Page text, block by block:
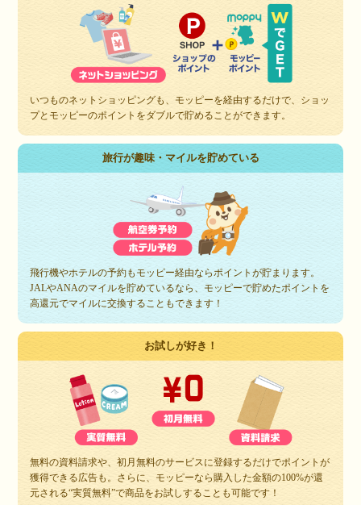
いつものネットショッピングも、モッピーを経由するだけで、ショッ
プとモッピーのポイントをダブルで貯めることができます。
旅行が趣味・マイルを貯めている
飛行機やホテルの予約もモッピー経由ならポイントが貯まります。
JALやANAのマイルを貯めているなら、モッピーで貯めたポイントを
高還元でマイルに交換することもできます！
お試しが好き！
無料の資料請求や、初月無料のサービスに登録するだけでポイントが
獲得できる広告も。さらに、モッピーなら購入した金額の100%が還
元される“実質無料”で商品をお試しすることも可能です！